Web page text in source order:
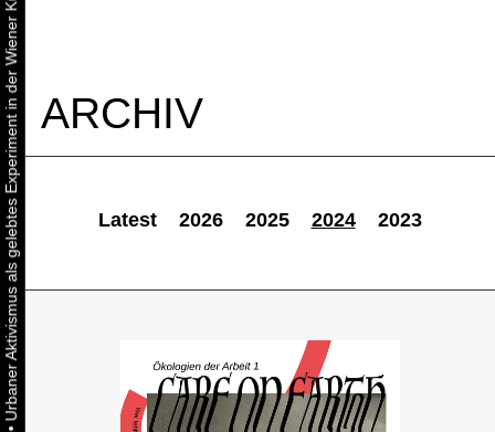
•
ARCHIV
Latest 2026 2025 2024 2023